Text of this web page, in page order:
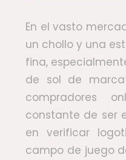
En el vasto
un chollo y una
fina,
de sol de marca
compradores
constante de ser
en verificar
campo de juego